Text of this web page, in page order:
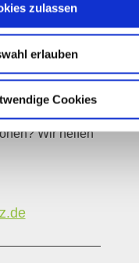
zulassen
erlauben
Cookies
Wir helfen